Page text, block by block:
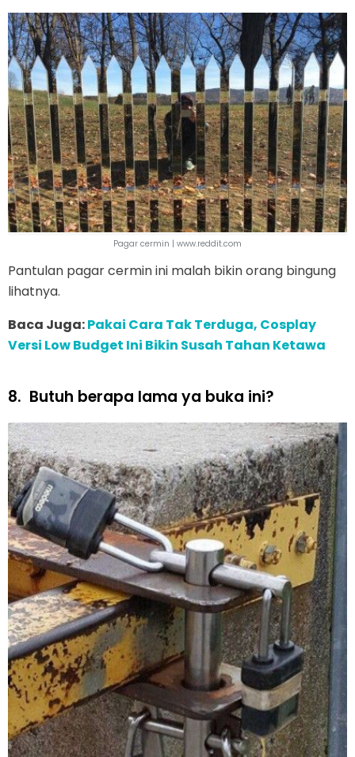
Pagar cermin | www.reddit.com
Pantulan pagar cermin ini malah bikin orang bingung
lihatnya.
Baca Juga:Pakai Cara Tak Terduga, Cosplay
Versi Low Budget Ini Bikin Susah Tahan Ketawa
8. Butuh berapa lama ya buka ini?